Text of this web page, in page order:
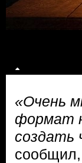
«Очень
формат
создать